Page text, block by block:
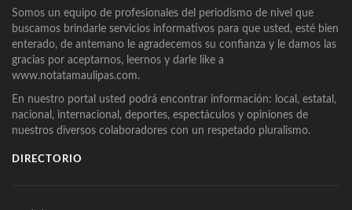
Somos un equipo de profesionales del periodismo de nivel que
buscamos brindarle servicios informativos para que usted, esté bien
enterado, de antemano le agradecemos su confianza y le damos las
gracias por aceptarnos, leernos y darle like a
www.notatamaulipas.com.
En nuestro portal usted podrá encontrar información: local, estatal,
nacional, internacional, deportes, espectáculos y opiniones de
nuestros diversos colaboradores con un respetado pluralismo.
DIRECTORIO